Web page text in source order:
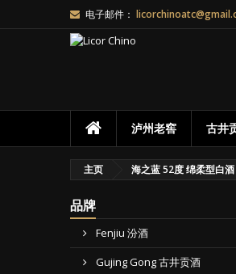
电子邮件：
泸州老窖 古井
主页 海之蓝 52度 绵柔型白酒
品牌
Fenjiu 汾酒
Gujing Gong 古井贡酒